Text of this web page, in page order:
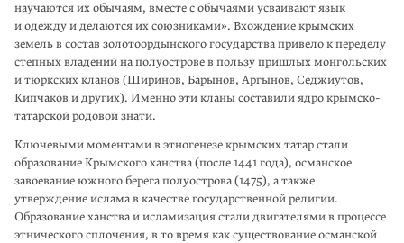
научаются их обы­чаям, вместе с обычаями усваивают язык
и одежду и делаются их союзниками». Вхождение крымских
земель в состав золото­ордынского государства привело к переделу
степных владений на полу­острове в пользу пришлых монгольских
и тюркских кланов (Ширинов, Барынов, Аргынов, Седжиутов,
Кипчаков и других). Именно эти кланы составили ядро крымско-
татарской родовой знати.
Ключевыми моментами в этногенезе крым­ских татар стали
образование Крымского ханства (после 1441 года), османское
завоева­ние южного берега полуострова (1475), а также
утверждение ислама в качестве государственной религии.
Образование ханства и исламизация стали двигателями в процессе
этнического сплочения, в то время как существование османской